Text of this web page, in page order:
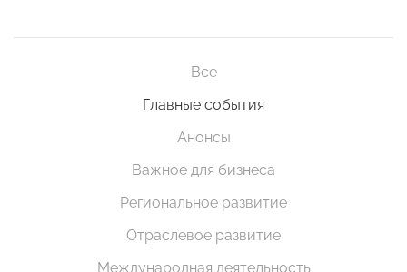
Все
Главные события
Анонсы
Важное для бизнеса
Региональное развитие
Отраслевое развитие
Международная деятельность